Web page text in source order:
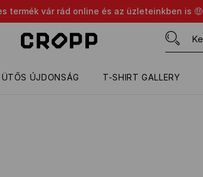
termék vár rád online és az üzleteinkben is 🤑
ÜTŐS ÚJDONSÁG T-SHIRT GALLERY